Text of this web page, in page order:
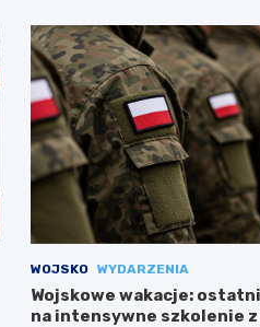
WOJSKO WYDARZENIA
Wojskowe wakacje:
na intensywne szkolenie z